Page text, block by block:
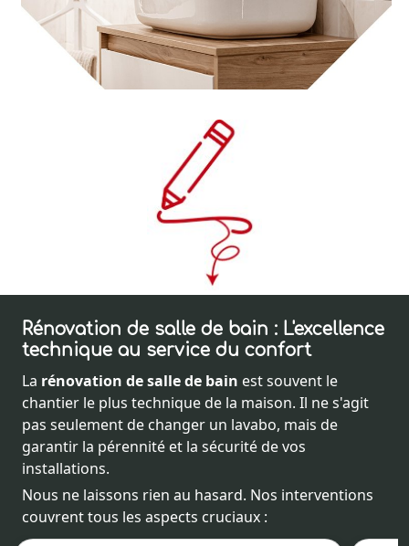
Rénovation de salle de bain : L'excellence
technique au service du confort
La rénovation de salle de bain est souvent le
chantier le plus technique de la maison. Il ne s'agit
pas seulement de changer un lavabo, mais de
garantir la pérennité et la sécurité de vos
installations.
Nous ne laissons rien au hasard. Nos interventions
couvrent tous les aspects cruciaux :